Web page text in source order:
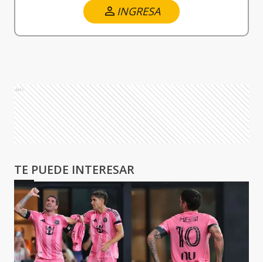
INGRESA
Ads
TE PUEDE INTERESAR